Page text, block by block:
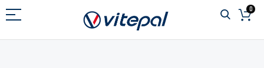
al
0